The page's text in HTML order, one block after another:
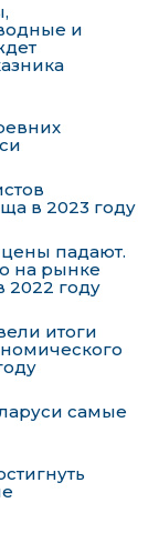
и
в 2023 году
цены падают.
на рынке
2022 году
итоги
самые